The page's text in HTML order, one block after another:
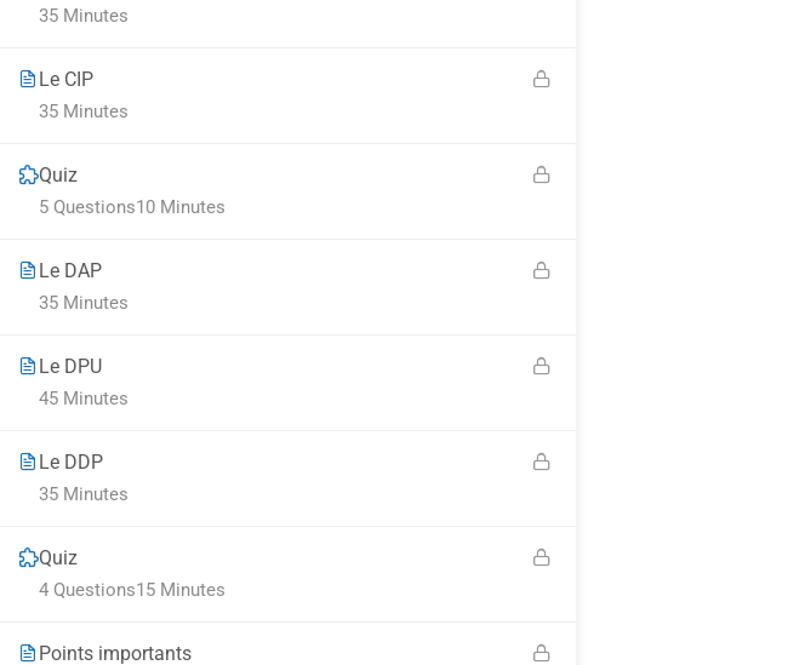
35 Minutes
Le CIP
35 Minutes
Quiz
10 Minutes
5 Questions
Le DAP
35 Minutes
Le DPU
45 Minutes
Le DDP
35 Minutes
Quiz
15 Minutes
4 Questions
Points importants